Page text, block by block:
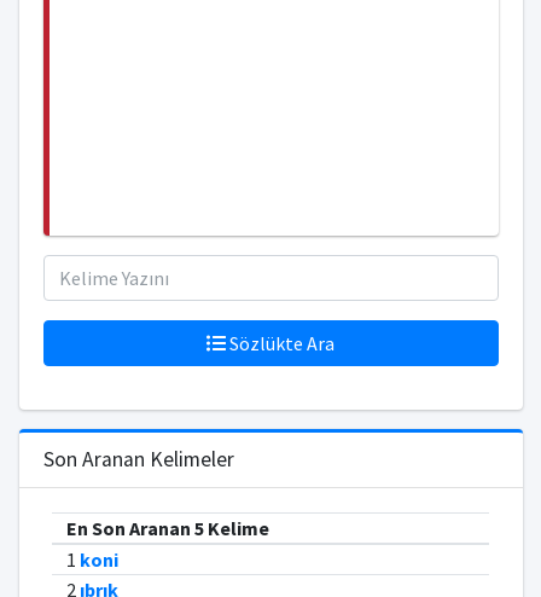
Sözlükte Ara
Son Aranan Kelimeler
En Son Aranan 5 Kelime
1 koni
2 ıbrık